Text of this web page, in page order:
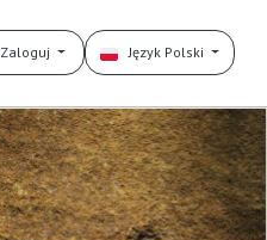
Zaloguj Język Polski